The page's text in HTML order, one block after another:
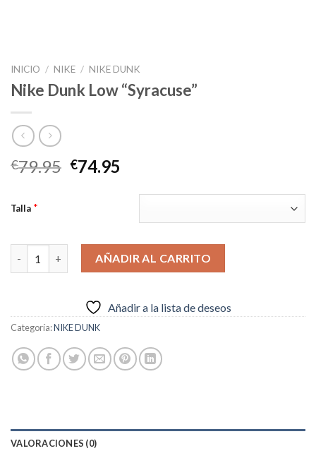
INICIO / NIKE / NIKE DUNK
Nike Dunk Low “Syracuse”
€79.95 El
€74.95
actual
Talla *
Nike Dunk Low “Syracuse” cantidad
AÑADIR AL CARRITO
Añadir a la lista de deseos
Categoría:NIKE DUNK
VALORACIONES (0)